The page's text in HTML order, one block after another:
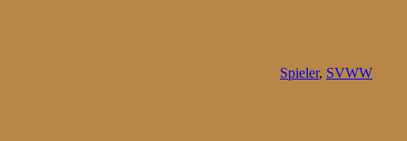
Spieler, SVWW